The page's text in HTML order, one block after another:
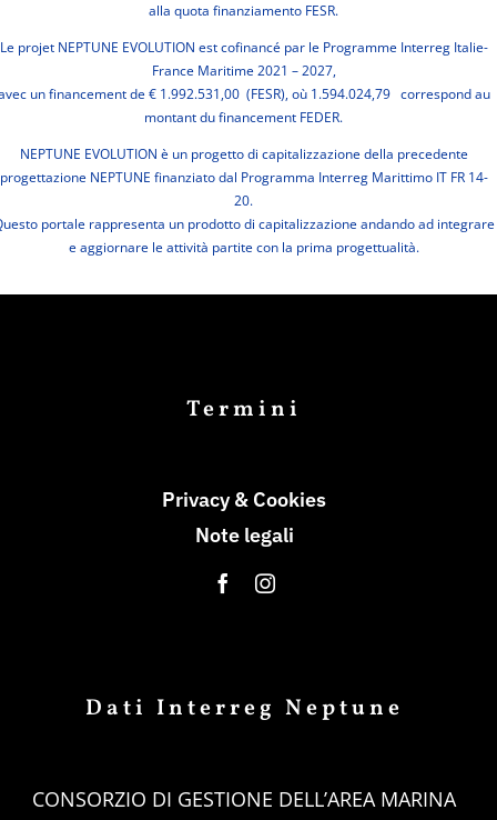
alla quota finanziamento FESR.
Le projet NEPTUNE EVOLUTION est cofinancé par le Programme Interreg Italie-
France Maritime 2021 – 2027,
un financement de € 1.992.531,00 (FESR), où 1.594.024,79 correspond au
montant du financement FEDER.
NEPTUNE EVOLUTION è un progetto di capitalizzazione della precedente
progettazione NEPTUNE finanziato dal Programma Interreg Marittimo IT FR 14-
20.
portale rappresenta un prodotto di capitalizzazione andando ad integrare
e aggiornare le attività partite con la prima progettualità.
Termini
Privacy & Cookies
Note legali
Dati Interreg Neptune
CONSORZIO DI GESTIONE DELL’AREA MARINA